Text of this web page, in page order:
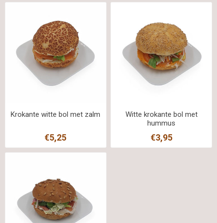
Krokante witte bol met zalm
€5,25
Witte krokante bol met
hummus
€3,95